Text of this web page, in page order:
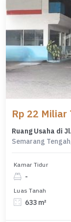
Rp 22 Miliar
Ruang Usaha di
Semarang
Kamar Tidur
-
Luas Tanah
633 m²